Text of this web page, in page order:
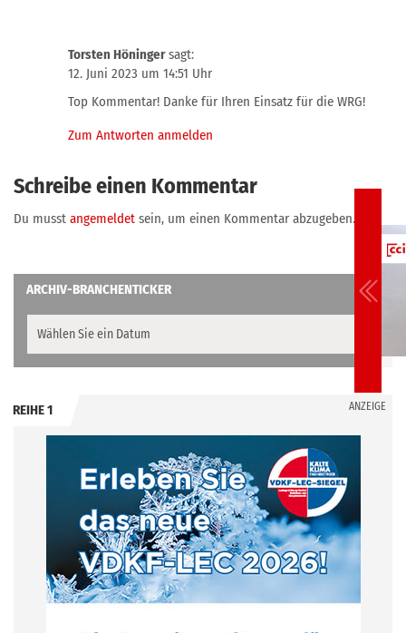
Torsten Höninger sagt:
12. Juni 2023 um 14:51 Uhr
Top Kommentar! Danke für Ihren Einsatz für die WRG!
Zum Antworten anmelden
Schreibe einen Kommentar
Du musst angemeldet sein, um einen Kommentar abzugeben.
ARCHIV-BRANCHENTICKER
REIHE 1 ANZEIGE